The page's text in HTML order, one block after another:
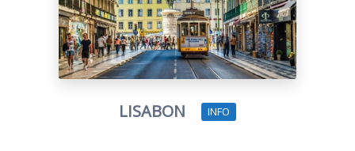
LISABON INFO